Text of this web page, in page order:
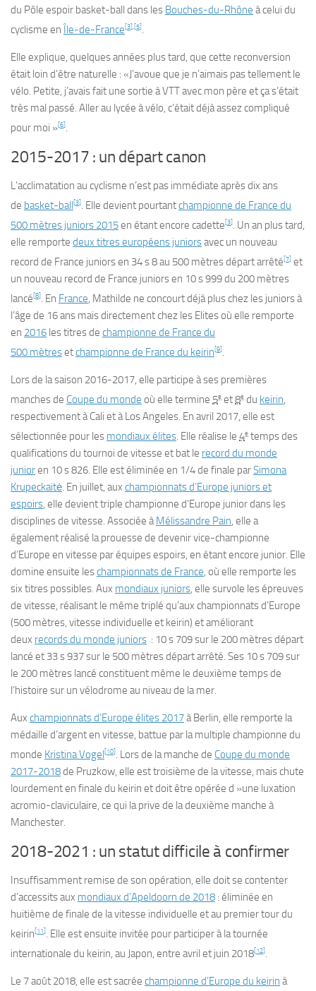
du Pôle espoir basket-ball dans les Bouches-du-Rhône à celui du
cyclisme en Île-de-France[3] [5].
Elle explique, quelques années plus tard, que cette reconversion
était loin d’être naturelle : «J’avoue que je n’aimais pas tellement le
vélo. Petite, j’avais fait une sortie à VTT avec mon père et ça s’était
très mal passé. Aller au lycée à vélo, c’était déjà assez compliqué
pour moi »[6].
2015-2017 : un départ canon
L’acclimatation au cyclisme n’est pas immédiate après dix ans
de basket-ball[3]. Elle devient pourtantchampionne de France du
500 mètres juniors 2015en étant encore cadette[3]. Un an plus tard,
elle remporte deux titres européens juniorsavec un nouveau
record de France juniors en 34 s 8 au 500 mètres départ arrêté[7] et
un nouveau record de France juniors en 10 s 999 du 200 mètres
lancé[8]. En France, Mathilde ne concourt déjà plus chez les juniors à
l’âge de 16 ans mais directement chez les Elites où elle remporte
en 2016 les titres de championne de France du
500 mètresetchampionne de France du keirin[9].
Lors de la saison 2016-2017, elle participe à ses premières
manches de Coupe du monde où elle termine 5e et8e du keirin,
respectivement à Cali et à Los Angeles. En avril 2017, elle est
sélectionnée pour les mondiaux élites. Elle réalise le 4e temps des
qualifications du tournoi de vitesse et bat le record du monde
junioren 10 s 826. Elle est éliminée en 1/4 de finale parSimona
Krupeckaitė. En juillet, aux championnats d’Europe juniors et
espoirs, elle devient triple championne d’Europe junior dans les
disciplines de vitesse. Associée àMélissandre Pain, elle a
également réalisé la prouesse de devenir vice-championne
d’Europe en vitesse par équipes espoirs, en étant encore junior. Elle
domine ensuite leschampionnats de France, où elle remporte les
six titres possibles. Aux mondiaux juniors, elle survole les épreuves
de vitesse, réalisant le même triplé qu’aux championnats d’Europe
(500 mètres, vitesse individuelle et keirin) et améliorant
deux records du monde juniors : 10 s 709 sur le 200 mètres départ
lancé et 33 s 937 sur le 500 mètres départ arrêté. Ses 10 s 709 sur
le 200 mètres lancé constituent même le deuxième temps de
l’histoire sur un vélodrome au niveau de la mer.
Aux championnats d’Europe élites 2017à Berlin, elle remporte la
médaille d’argent en vitesse, battue par la multiple championne du
monde Kristina Vogel[10]. Lors de la manche de Coupe du monde
2017-2018de Pruzkow, elle est troisième de la vitesse, mais chute
lourdement en finale du keirin et doit être opérée d »une luxation
acromio-claviculaire, ce qui la prive de la deuxième manche à
Manchester.
2018-2021 : un statut difficile à confirmer
Insuffisamment remise de son opération, elle doit se contenter
d’accessits aux mondiaux d’Apeldoorn de 2018 : éliminée en
huitième de finale de la vitesse individuelle et au premier tour du
keirin[11]. Elle est ensuite invitée pour participer à la tournée
internationale du keirin, au Japon, entre avril et juin 2018[12].
Le 7 août 2018, elle est sacrée championne d’Europe du keirin à